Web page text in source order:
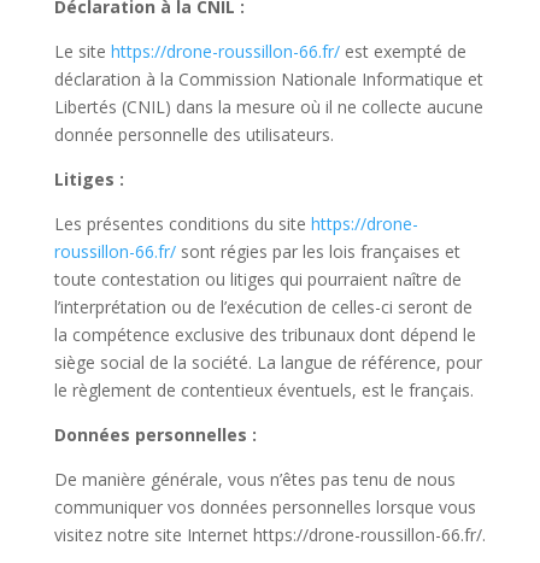
Déclaration à la CNIL :
Le site https://drone-roussillon-66.fr/est exempté de
déclaration à la Commission Nationale Informatique et
Libertés (CNIL) dans la mesure où il ne collecte aucune
donnée personnelle des utilisateurs.
Litiges :
Les présentes conditions du site https://drone-
roussillon-66.fr/sont régies par les lois françaises et
toute contestation ou litiges qui pourraient naître de
l’interprétation ou de l’exécution de celles-ci seront de
la compétence exclusive des tribunaux dont dépend le
siège social de la société. La langue de référence, pour
le règlement de contentieux éventuels, est le français.
Données personnelles :
De manière générale, vous n’êtes pas tenu de nous
communiquer vos données personnelles lorsque vous
visitez notre site Internet https://drone-roussillon-66.fr/.